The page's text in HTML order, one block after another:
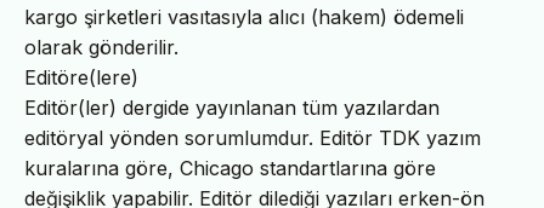
kargo şirketleri vasıtasıyla alıcı (hakem) ödemeli
olarak gönderilir.
Editöre(lere)
Editör(ler) dergide yayınlanan tüm yazılardan
editöryal yönden sorumlumdur. Editör TDK yazım
kuralarına göre, Chicago standartlarına göre
değişiklik yapabilir. Editör dilediği yazıları erken-ön